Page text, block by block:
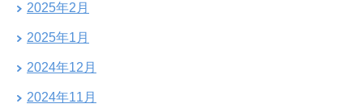
2025年2月
2025年1月
2024年12月
2024年11月